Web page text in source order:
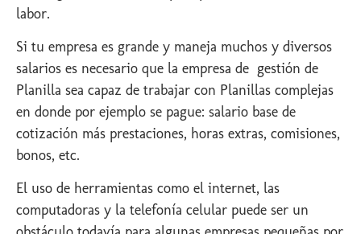
labor.
Si tu empresa es grande y maneja muchos y diversos
salarios es necesario que la empresa de gestión de
Planilla sea capaz de trabajar con Planillas complejas
en donde por ejemplo se pague: salario base de
cotización más prestaciones, horas extras, comisiones,
bonos, etc.
El uso de herramientas como el internet, las
computadoras y la telefonía celular puede ser un